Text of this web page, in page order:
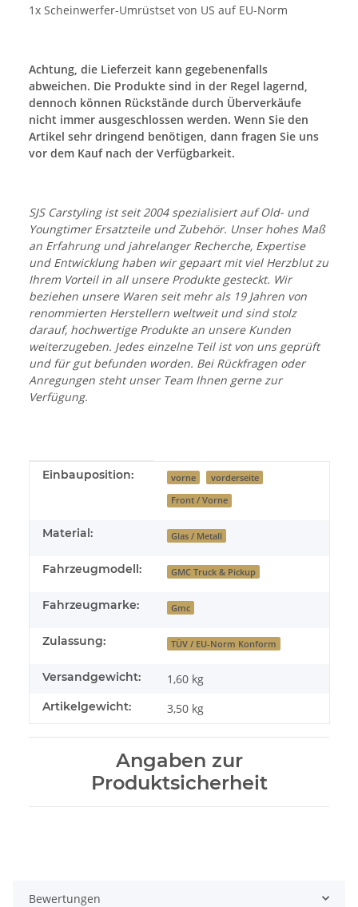
1x Scheinwerfer-Umrüstset von US auf EU-Norm
Achtung, die Lieferzeit kann gegebenenfalls
abweichen. Die Produkte sind in der Regel lagernd,
dennoch können Rückstände durch Überverkäufe
nicht immer ausgeschlossen werden. Wenn Sie den
Artikel sehr dringend benötigen, dann fragen Sie uns
vor dem Kauf nach der Verfügbarkeit.
SJS Carstyling ist seit 2004 spezialisiert auf Old- und
Youngtimer Ersatzteile und Zubehör. Unser hohes Maß
an Erfahrung und jahrelanger Recherche, Expertise
und Entwicklung haben wir gepaart mit viel Herzblut zu
Ihrem Vorteil in all unsere Produkte gesteckt. Wir
beziehen unsere Waren seit mehr als 19 Jahren von
renommierten Herstellern weltweit und sind stolz
darauf, hochwertige Produkte an unsere Kunden
weiterzugeben. Jedes einzelne Teil ist von uns geprüft
und für gut befunden worden. Bei Rückfragen oder
Anregungen steht unser Team Ihnen gerne zur
Verfügung.
Produkteigenschaft
Wert
Einbauposition: vorne vorderseite
Front / Vorne
Material: Glas / Metall
Fahrzeugmodell: GMC Truck & Pickup
Fahrzeugmarke: Gmc
Zulassung: TÜV / EU-Norm Konform
Versandgewicht: 1,60 kg
Artikelgewicht: 3,50 kg
Angaben zur
Produktsicherheit
Bewertungen